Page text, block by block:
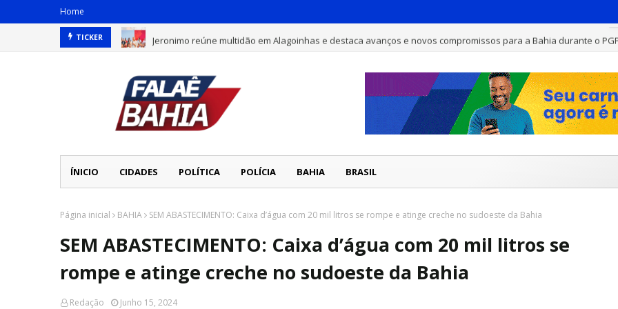
Home
TICKER Jeronimo reúne multidão em Alagoinhas e destaca avanços e novos compromissos para a Bahia durante o
ÍNICIO CIDADES POLÍTICA POLÍCIA BAHIA BRASIL
Página inicial BAHIA SEM ABASTECIMENTO: Caixa d’água com 20 mil litros se rompe e atinge creche no sudoeste da Bahia
SEM ABASTECIMENTO: Caixa d’água com 20 mil litros se
rompe e atinge creche no sudoeste da Bahia
Redação Junho 15, 2024